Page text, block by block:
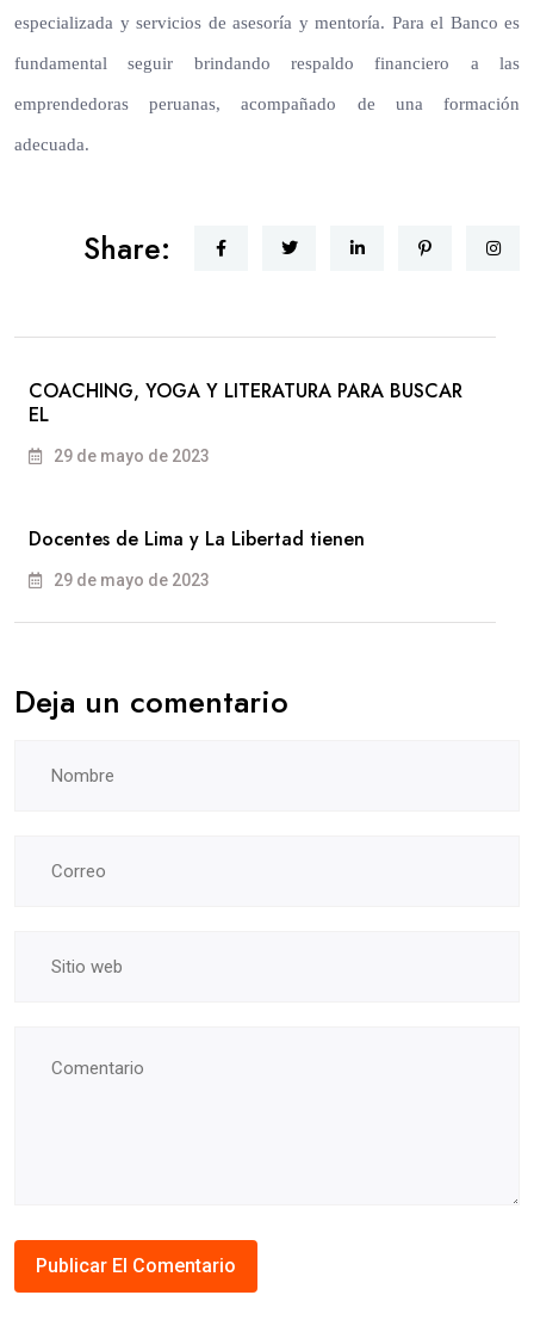
especializada y servicios de asesoría y mentoría. Para el Banco es
fundamental seguir brindando respaldo financiero a las
emprendedoras peruanas, acompañado de una formación
adecuada.
Share:
COACHING, YOGA Y LITERATURA PARA BUSCAR
EL
29 de mayo de 2023
Docentes de Lima y La Libertad tienen
29 de mayo de 2023
Deja un comentario